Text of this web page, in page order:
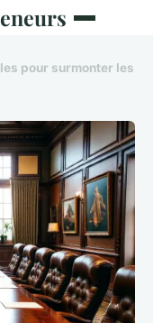
pour surmonter les